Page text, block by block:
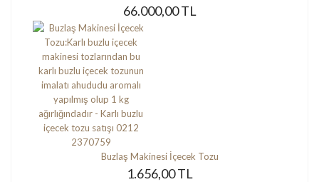
66.000,00 TL
Buzlaş Makinesi İçecek Tozu
1.656,00 TL